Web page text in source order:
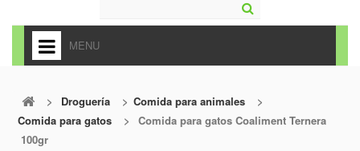
MENU
+
ALIMENTACIÓN
FRUTAS Y VEDURAS
> Droguería > Comida para animales
>
Comida para gatos
>
Comida para gatos Coaliment Ternera
100gr